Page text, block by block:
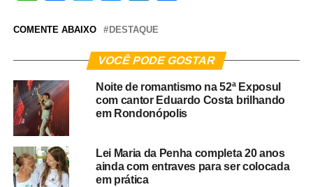
COMENTE ABAIXO DESTAQUE
VOCÊ PODE GOSTAR
Noite de romantismo na 52ª Exposul
com cantor Eduardo Costa brilhando
em Rondonópolis
Lei Maria da Penha completa 20 anos
ainda com entraves para ser colocada
em prática